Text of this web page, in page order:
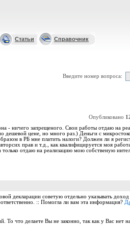
Статьи Справочник
Введите номер вопроса:
Опубликовано
- ничего запрещеного. Свои работы отдаю на
дешевой цене, но много раз.) Деньги с
в РБ мне платить налоги? Должен ли я
прав и т.д., как квалифицируется моя
отдаю на реализацию мою собственую
декларации советую отдельно указывать доход
:: Помогла ли вам эта информация?
То что делаете Вы не законно, так как у Вас нет